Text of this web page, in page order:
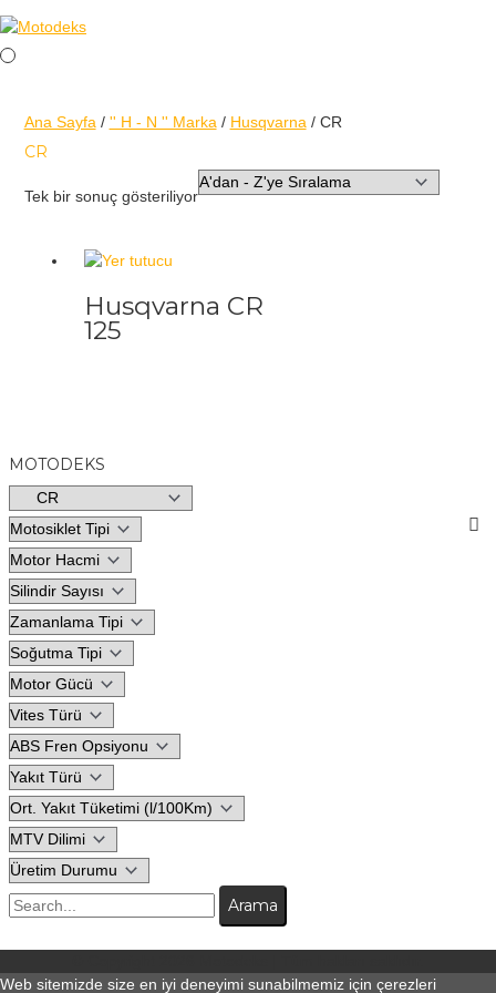
MOTODEKS
Ana Sayfa / '' H - N '' Marka / Husqvarna / CR
CR
Tek bir sonuç gösteriliyor
Husqvarna CR
125
Web sitemizde size en iyi deneyimi sunabilmemiz için çerezleri